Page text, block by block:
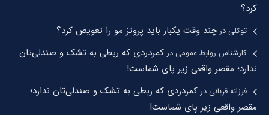
کرد؟
توکلیدرچند وقت یکبار باید پروتز مو را تعویض کرد؟
کارشناس روابط عمومیدر کمردردی که ربطی به تشک و صندلی‌تان
ندارد؛ مقصر واقعی زیر پای شماست!
فرزانه قربانیدر کمردردی که ربطی به تشک و صندلی‌تان ندارد؛
مقصر واقعی زیر پای شماست!